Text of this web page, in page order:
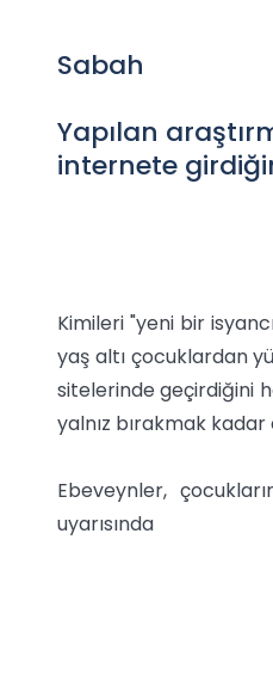
Sabah
Yapılan
internete
Kimileri "yeni bir
yaş altı çocuklardan
sitelerinde geçirdiğini
yalnız bırakmak
Ebeveynler,
uyarısında